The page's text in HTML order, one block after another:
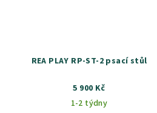
REA PLAY RP-ST-2 psací stůl
5 900 Kč
1-2 týdny